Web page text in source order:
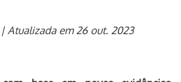
Atualizada em 26 out. 2023